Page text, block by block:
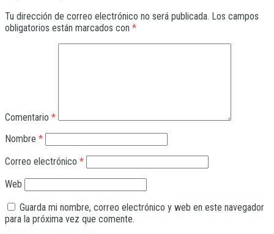
Tu dirección de correo electrónico no será publicada. Los campos
obligatorios están marcados con *
Comentario *
Nombre *
Correo electrónico *
Web
Guarda mi nombre, correo electrónico y web en este navegador
para la próxima vez que comente.